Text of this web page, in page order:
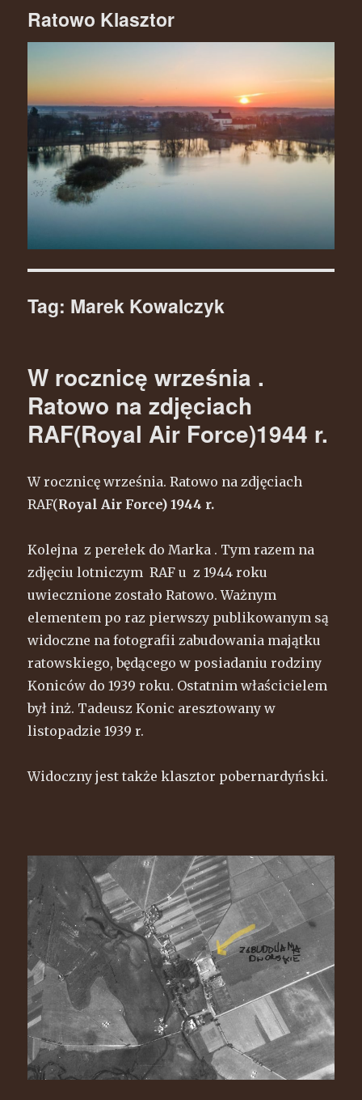
Ratowo Klasztor
Tag: Marek Kowalczyk
W rocznicę września .
Ratowo na zdjęciach
RAF(Royal Air Force)1944 r.
W rocznicę września. Ratowo na zdjęciach
RAF(Royal Air Force) 1944 r.
Kolejna z perełek do Marka . Tym razem na
zdjęciu lotniczym RAF u z 1944 roku
uwiecznione zostało Ratowo. Ważnym
elementem po raz pierwszy publikowanym są
widoczne na fotografii zabudowania majątku
ratowskiego, będącego w posiadaniu rodziny
Koniców do 1939 roku. Ostatnim właścicielem
był inż. Tadeusz Konic aresztowany w
listopadzie 1939 r.
Widoczny jest także klasztor pobernardyński.